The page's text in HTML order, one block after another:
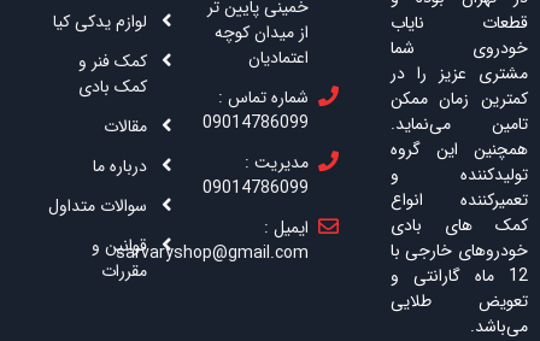
قطعات نایاب
خودروی شما
مشتری عزیز را در
کمترین زمان ممکن
تامین می‌نماید.
همچنین این گروه
تولیدکننده و
تعمیرکننده انواع
کمک های بادی
خودروهای خارجی با
12 ماه گارانتی و
تعویض طلایی
می‌باشد.
خمینی پایین تر
از میدان کوچه
اعتمادیان
شماره تماس :
09014786099
مدیریت :
09014786099
ایمیل :
sarvaryshop@gmail.com
لوازم یدکی کیا
کمک فنر و
کمک بادی
مقالات
درباره ما
سوالات متداول
قوانین و
مقررات